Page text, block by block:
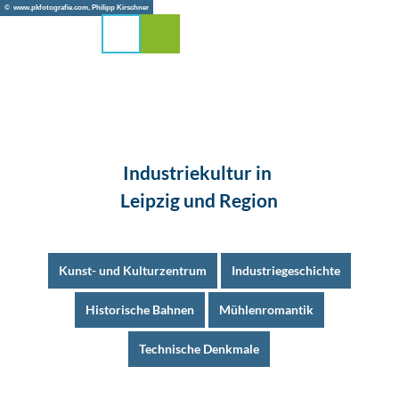
Z© www.pkfotografie.com, Philipp Kirschner
Industriekultur in
Leipzig und Region
Kunst- und Kulturzentrum Industriegeschichte
Historische Bahnen Mühlenromantik
Technische Denkmale